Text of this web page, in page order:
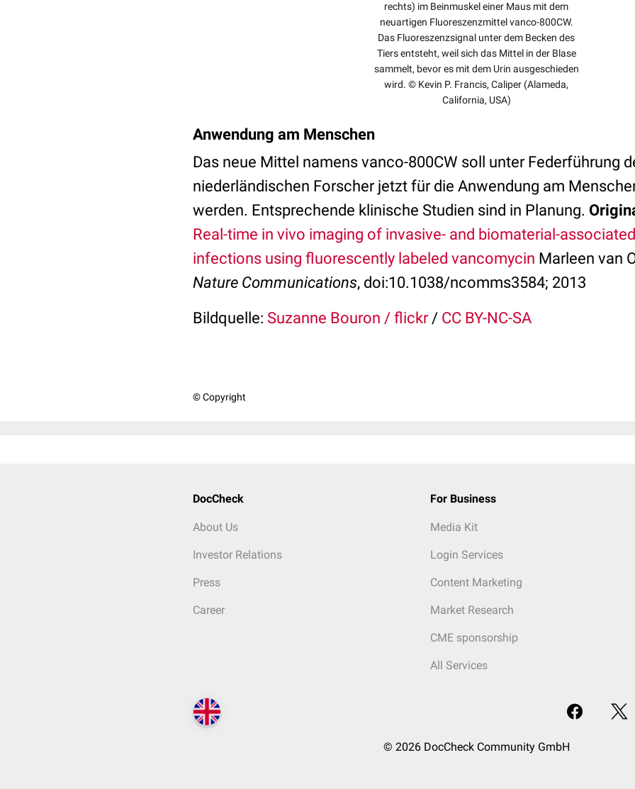
rechts) im Beinmuskel einer Maus mit dem
neuartigen Fluoreszenzmittel vanco-800CW.
Das Fluoreszenzsignal unter dem Becken des
Tiers entsteht, weil sich das Mittel in der Blase
sammelt, bevor es mit dem Urin ausgeschieden
wird. © Kevin P. Francis, Caliper (Alameda,
California, USA)
Anwendung am Menschen
Das neue Mittel namens vanco-800CW soll unter Federführung
niederländischen Forscher jetzt für die Anwendung am
werden. Entsprechende klinische Studien sind in Planung.
Real-time in vivo imaging of invasive- and biomaterial-
infections using fluorescently labeled vancomycin Marleen van
Nature Communications, doi:10.1038/ncomms3584; 2013
Bildquelle: Suzanne Bouron / flickr/ CC BY-NC-SA
© Copyright
DocCheck
About Us
Investor Relations
Press
Career
For Business
Media Kit
Login Services
Content Marketing
Market Research
CME sponsorship
All Services
© 2026 DocCheck Community GmbH